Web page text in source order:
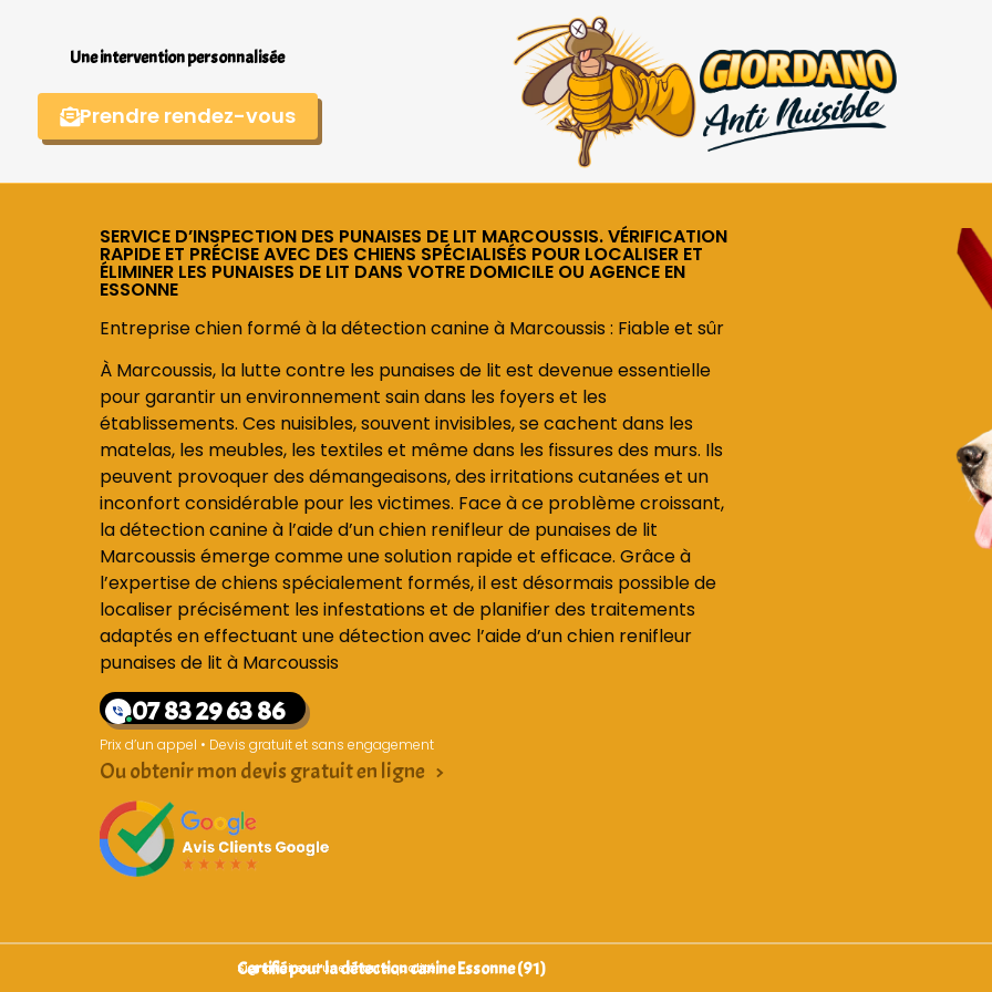
Une intervention personnalisée
Prendre rendez-vous
SERVICE D’INSPECTION DES PUNAISES DE LIT MARCOUSSIS. VÉRIFICATION
RAPIDE ET PRÉCISE AVEC DES CHIENS SPÉCIALISÉS POUR LOCALISER ET
ÉLIMINER LES PUNAISES DE LIT DANS VOTRE DOMICILE OU AGENCE EN
ESSONNE
Entreprise chien formé à la détection canine à Marcoussis : Fiable et sûr
À Marcoussis, la lutte contre les punaises de lit est devenue essentielle
pour garantir un environnement sain dans les foyers et les
établissements. Ces nuisibles, souvent invisibles, se cachent dans les
matelas, les meubles, les textiles et même dans les fissures des murs. Ils
peuvent provoquer des démangeaisons, des irritations cutanées et un
inconfort considérable pour les victimes. Face à ce problème croissant,
la détection canine à l’aide d’un chien renifleur de punaises de lit
Marcoussis émerge comme une solution rapide et efficace. Grâce à
l’expertise de chiens spécialement formés, il est désormais possible de
localiser précisément les infestations et de planifier des traitements
adaptés en effectuant une détection avec l’aide d’un chien renifleur
punaises de lit à Marcoussis
07 83 29 63 86
Prix d’un appel • Devis gratuit et sans engagement
Ou obtenir mon devis gratuit en ligne >
Certifié pour la détection canine Essonne (91)
Signataires d’une charte qualité